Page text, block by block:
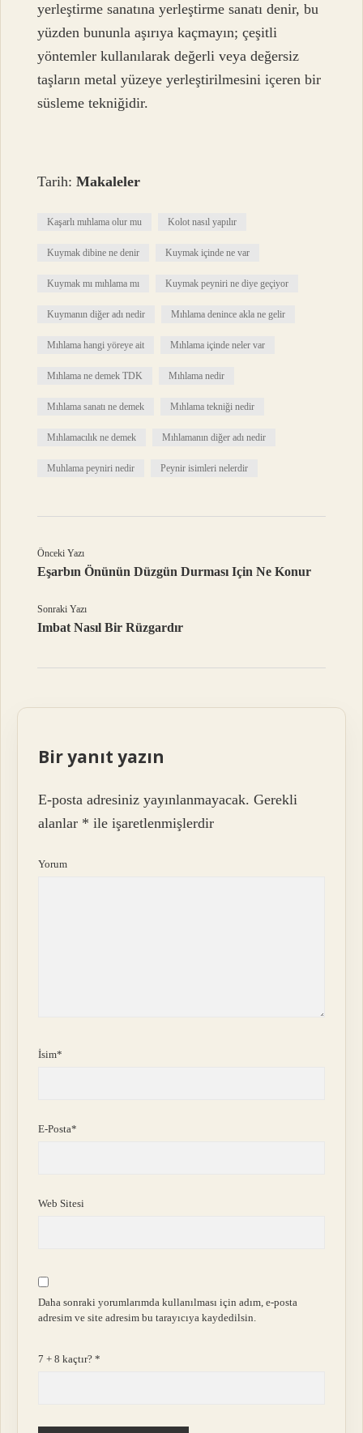
yerleştirme sanatına yerleştirme sanatı denir, bu
yüzden bununla aşırıya kaçmayın; çeşitli
yöntemler kullanılarak değerli veya değersiz
taşların metal yüzeye yerleştirilmesini içeren bir
süsleme tekniğidir.
Tarih:Makaleler
Kaşarlı mıhlama olur mu Kolot nasıl yapılır
Kuymak dibine ne denir Kuymak içinde ne var
Kuymak mı mıhlama mı Kuymak peyniri ne diye geçiyor
Kuymanın diğer adı nedir Mıhlama denince akla ne gelir
Mıhlama hangi yöreye ait Mıhlama içinde neler var
Mıhlama ne demek TDK Mıhlama nedir
Mıhlama sanatı ne demek Mıhlama tekniği nedir
Mıhlamacılık ne demek Mıhlamanın diğer adı nedir
Muhlama peyniri nedir Peynir isimleri nelerdir
Önceki Yazı
Eşarbın Önünün Düzgün Durması Için Ne Konur
Sonraki Yazı
Imbat Nasıl Bir Rüzgardır
Bir yanıt yazın
E-posta adresiniz yayınlanmayacak. Gerekli
alanlar * ile işaretlenmişlerdir
Yorum
İsim*
E-Posta*
Web Sitesi
Daha sonraki yorumlarımda kullanılması için adım, e-posta
adresim ve site adresim bu tarayıcıya kaydedilsin.
7 + 8 kaçtır?*